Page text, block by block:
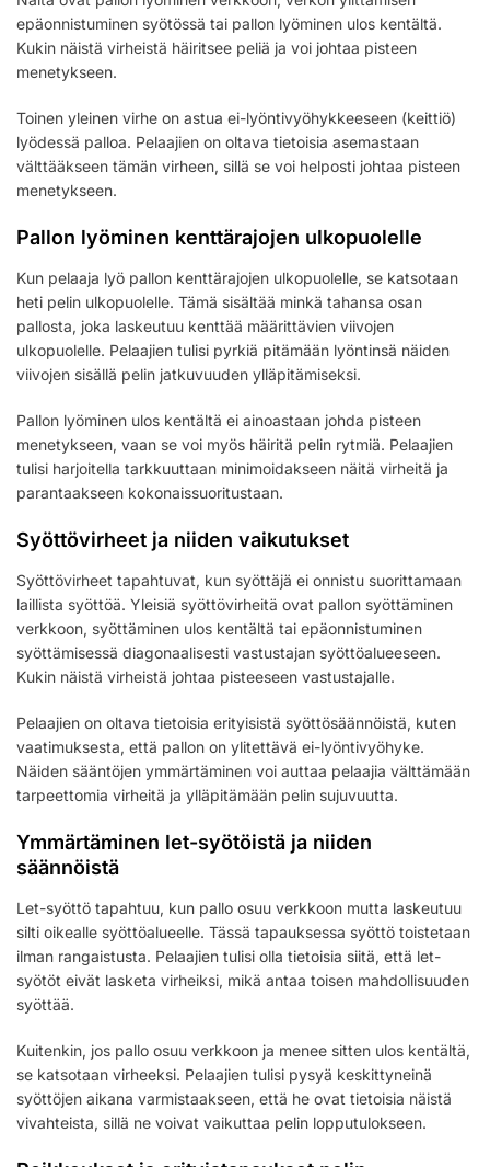
epäonnistuminen syötössä tai pallon lyöminen ulos kentältä.
Kukin näistä virheistä häiritsee peliä ja voi johtaa pisteen
menetykseen.
Toinen yleinen virhe on astua ei-lyöntivyöhykkeeseen (keittiö)
lyödessä palloa. Pelaajien on oltava tietoisia asemastaan
välttääkseen tämän virheen, sillä se voi helposti johtaa pisteen
menetykseen.
Pallon lyöminen kenttärajojen ulkopuolelle
Kun pelaaja lyö pallon kenttärajojen ulkopuolelle, se katsotaan
heti pelin ulkopuolelle. Tämä sisältää minkä tahansa osan
pallosta, joka laskeutuu kenttää määrittävien viivojen
ulkopuolelle. Pelaajien tulisi pyrkiä pitämään lyöntinsä näiden
viivojen sisällä pelin jatkuvuuden ylläpitämiseksi.
Pallon lyöminen ulos kentältä ei ainoastaan johda pisteen
menetykseen, vaan se voi myös häiritä pelin rytmiä. Pelaajien
tulisi harjoitella tarkkuuttaan minimoidakseen näitä virheitä ja
parantaakseen kokonaissuoritustaan.
Syöttövirheet ja niiden vaikutukset
Syöttövirheet tapahtuvat, kun syöttäjä ei onnistu suorittamaan
laillista syöttöä. Yleisiä syöttövirheitä ovat pallon syöttäminen
verkkoon, syöttäminen ulos kentältä tai epäonnistuminen
syöttämisessä diagonaalisesti vastustajan syöttöalueeseen.
Kukin näistä virheistä johtaa pisteeseen vastustajalle.
Pelaajien on oltava tietoisia erityisistä syöttösäännöistä, kuten
vaatimuksesta, että pallon on ylitettävä ei-lyöntivyöhyke.
Näiden sääntöjen ymmärtäminen voi auttaa pelaajia välttämään
tarpeettomia virheitä ja ylläpitämään pelin sujuvuutta.
Ymmärtäminen let-syötöistä ja niiden
säännöistä
Let-syöttö tapahtuu, kun pallo osuu verkkoon mutta laskeutuu
silti oikealle syöttöalueelle. Tässä tapauksessa syöttö toistetaan
ilman rangaistusta. Pelaajien tulisi olla tietoisia siitä, että let-
syötöt eivät lasketa virheiksi, mikä antaa toisen mahdollisuuden
syöttää.
Kuitenkin, jos pallo osuu verkkoon ja menee sitten ulos kentältä,
se katsotaan virheeksi. Pelaajien tulisi pysyä keskittyneinä
syöttöjen aikana varmistaakseen, että he ovat tietoisia näistä
vivahteista, sillä ne voivat vaikuttaa pelin lopputulokseen.